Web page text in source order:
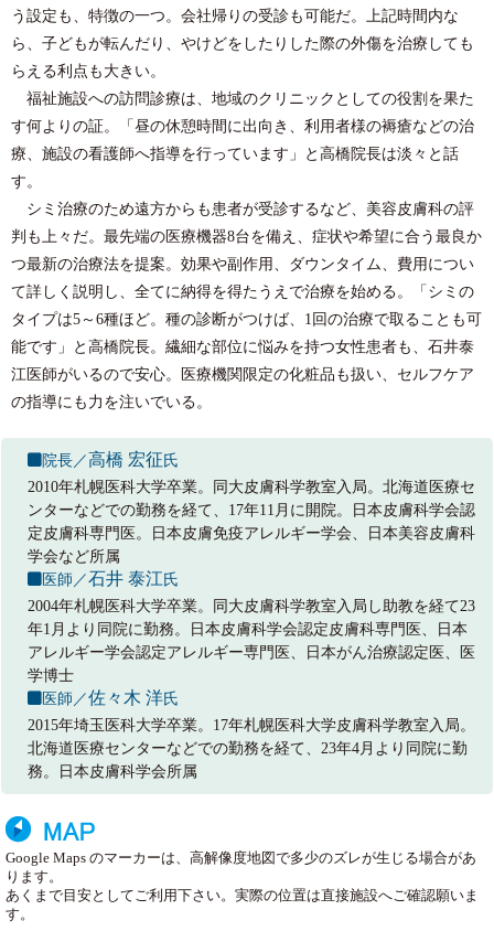
う設定も、特徴の一つ。会社帰りの受診も可能だ。上記時間内な
ら、子どもが転んだり、やけどをしたりした際の外傷を治療しても
らえる利点も大きい。
福祉施設への訪問診療は、地域のクリニックとしての役割を果た
す何よりの証。「昼の休憩時間に出向き、利用者様の褥瘡などの治
療、施設の看護師へ指導を行っています」と高橋院長は淡々と話
す。
シミ治療のため遠方からも患者が受診するなど、美容皮膚科の評
判も上々だ。最先端の医療機器8台を備え、症状や希望に合う最良か
つ最新の治療法を提案。効果や副作用、ダウンタイム、費用につい
て詳しく説明し、全てに納得を得たうえで治療を始める。「シミの
タイプは5～6種ほど。種の診断がつけば、1回の治療で取ることも可
能です」と高橋院長。繊細な部位に悩みを持つ女性患者も、石井泰
江医師がいるので安心。医療機関限定の化粧品も扱い、セルフケア
の指導にも力を注いでいる。
院長／高橋 宏征氏
2010年札幌医科大学卒業。同大皮膚科学教室入局。北海道医療セ
ンターなどでの勤務を経て、17年11月に開院。日本皮膚科学会認
定皮膚科専門医。日本皮膚免疫アレルギー学会、日本美容皮膚科
学会など所属
医師／石井 泰江氏
2004年札幌医科大学卒業。同大皮膚科学教室入局し助教を経て23
年1月より同院に勤務。日本皮膚科学会認定皮膚科専門医、日本
アレルギー学会認定アレルギー専門医、日本がん治療認定医、医
学博士
医師／佐々木 洋氏
2015年埼玉医科大学卒業。17年札幌医科大学皮膚科学教室入局。
北海道医療センターなどでの勤務を経て、23年4月より同院に勤
務。日本皮膚科学会所属
Google Maps のマーカーは、高解像度地図で多少のズレが生じる場合があ
ります。
あくまで目安としてご利用下さい。実際の位置は直接施設へご確認願いま
す。